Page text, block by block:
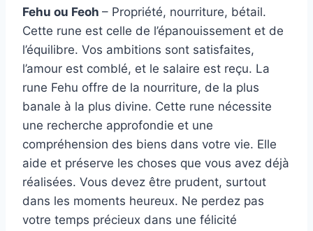
Fehu ou Feoh – Propriété, nourriture, bétail.
Cette rune est celle de l’épanouissement et de
l’équilibre. Vos ambitions sont satisfaites,
l’amour est comblé, et le salaire est reçu. La
rune Fehu offre de la nourriture, de la plus
banale à la plus divine. Cette rune nécessite
une recherche approfondie et une
compréhension des biens dans votre vie. Elle
aide et préserve les choses que vous avez déjà
réalisées. Vous devez être prudent, surtout
dans les moments heureux. Ne perdez pas
votre temps précieux dans une félicité